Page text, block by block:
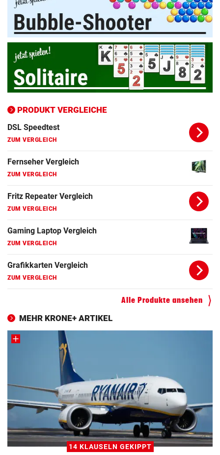
PRODUKT VERGLEICHE
Amazon-Kindle Vergleich
ZUM VERGLEICH
Apple-iPad Vergleich
ZUM VERGLEICH
Apple-iPhone Vergleich
ZUM VERGLEICH
Apple Macbook Vergleich
ZUM VERGLEICH
Bluetooth Lautsprecher Vergleich
ZUM VERGLEICH
Fernseher Vergleich
Fritz Repeater Vergleich
Gaming Laptop Vergleich
ZUM VERGLEICH
Grafikkarten Vergleich
Alle Produkte ansehen
MEHR KRONE+ ARTIKEL
14 KLAUSELN GEKIPPT